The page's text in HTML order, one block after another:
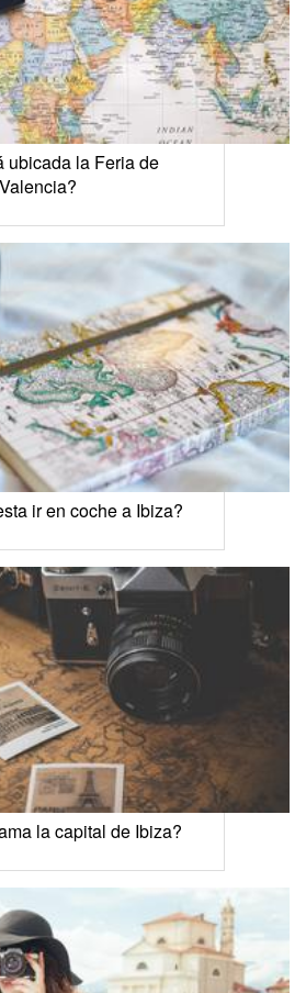
ubicada la Feria de
ir en coche a Ibiza?
la capital de Ibiza?